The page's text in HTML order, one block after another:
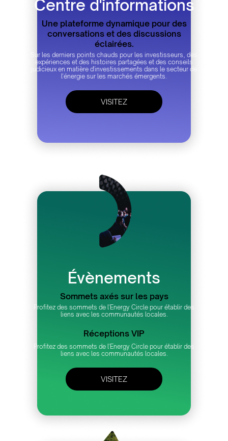
Centre d'informations
Une plateforme dynamique pour des
conversations et des discussions
éclairées.
Sur les derniers points chauds pour les investisseurs, des
expériences et des histoires partagées et des conseils
judicieux en matière d'investissements dans le secteur de
l'énergie sur les marchés émergents.
VISITEZ
Évènements
Sommets axés sur les pays
Profitez des sommets de l'Energy Circle pour établir des
liens avec les communautés locales.
Réceptions VIP
Profitez des sommets de l'Energy Circle pour établir des
liens avec les communautés locales.
VISITEZ